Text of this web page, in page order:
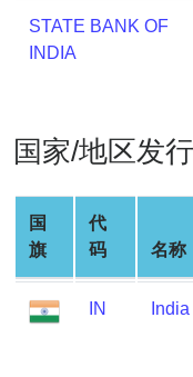
Credit
Card
Credit
Card
BIN
Credit
Card
Checker
Service
STATE BANK OF
INDIA
国家/地区发
国
旗
代
码
名称
IN India